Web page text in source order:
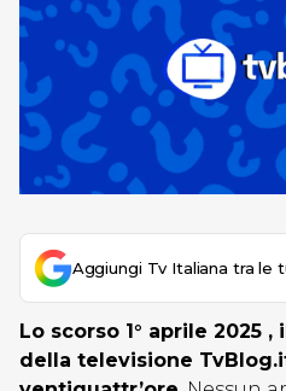
Aggiungi Tv Italiana tra le
Lo scorso 1° aprile 2025
della televisione